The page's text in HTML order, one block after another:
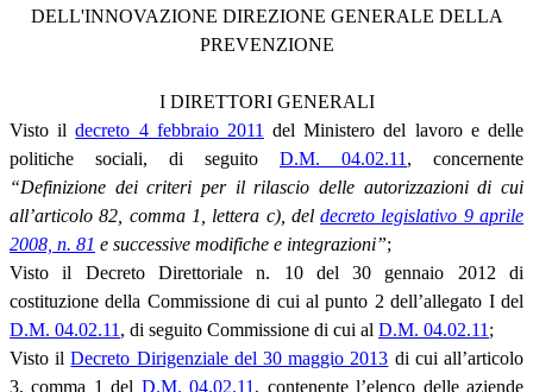
DELL'INNOVAZIONE DIREZIONE GENERALE DELLA
PREVENZIONE
I DIRETTORI GENERALI
Visto ildecreto 4 febbraio 2011 del Ministero del lavoro e delle
politiche sociali, di seguito D.M. 04.02.11 , concernente
“Definizione dei criteri per il rilascio delle autorizzazioni di cui
all’articolo 82, comma 1, lettera c), deldecreto legislativo 9 aprile
2008, n. 81 e successive modifiche e integrazioni”;
Visto il Decreto Direttoriale n. 10 del 30 gennaio 2012 di
costituzione della Commissione di cui al punto 2 dell’allegato I del
D.M. 04.02.11 , di seguito Commissione di cui al D.M. 04.02.11 ;
Visto ilDecreto Dirigenziale del 30 maggio 2013 di cui all’articolo
3, comma 1 del D.M. 04.02.11 , contenente l’elenco delle aziende